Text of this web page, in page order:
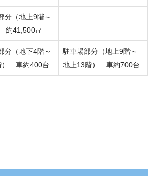
分（地上9階～
約41,500㎡
分（地下4階～
） 車約400台
駐車場部分（地上9階～
地上13階） 車約700台